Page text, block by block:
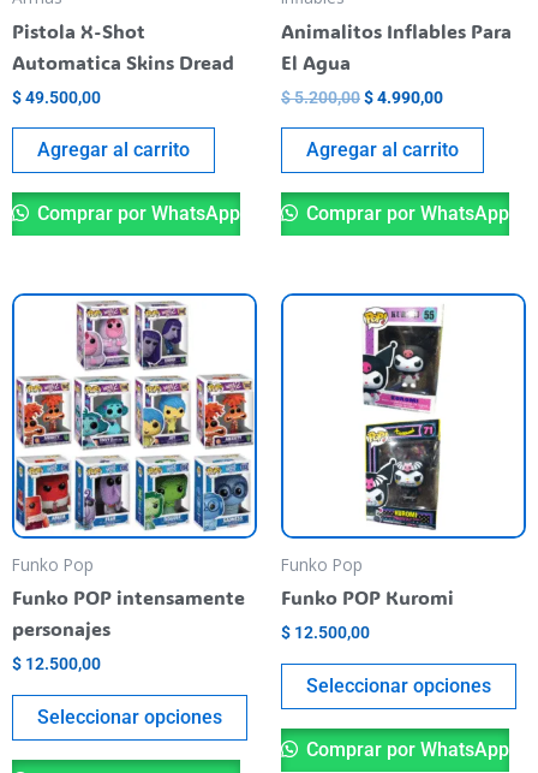
Pistola X-Shot
Automatica Skins Dread
$49.500,00
Agregar al carrito
Comprar por WhatsApp
Animalitos Inflables Para
El Agua
$5.200,00$4.990,00
Agregar al carrito
Comprar por WhatsApp
Funko Pop
Funko POP intensamente
personajes
$ 12.500,00
Seleccionar opciones
Este
tiene
varias
variantes.
Las
opciones
se
pueden
elegir
página
producto
Funko Pop
Funko POP Kuromi
$ 12.500,00
Seleccionar opciones
se
Comprar por WhatsApp